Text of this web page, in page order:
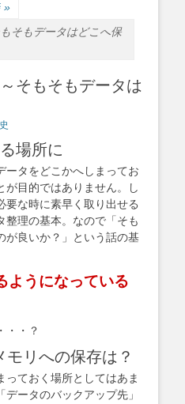
»
そもデータはどこへ保
そもそもデータは
場所に
ータをどこかへしまってお
が目的ではありません。し
要な時に素早く取り出せる
整理の基本。なので「そも
が良いか？」という話の基
ようになっている
・・？
モリへの保存は？
っておく場所としてはあま
ータのバックアップ先」